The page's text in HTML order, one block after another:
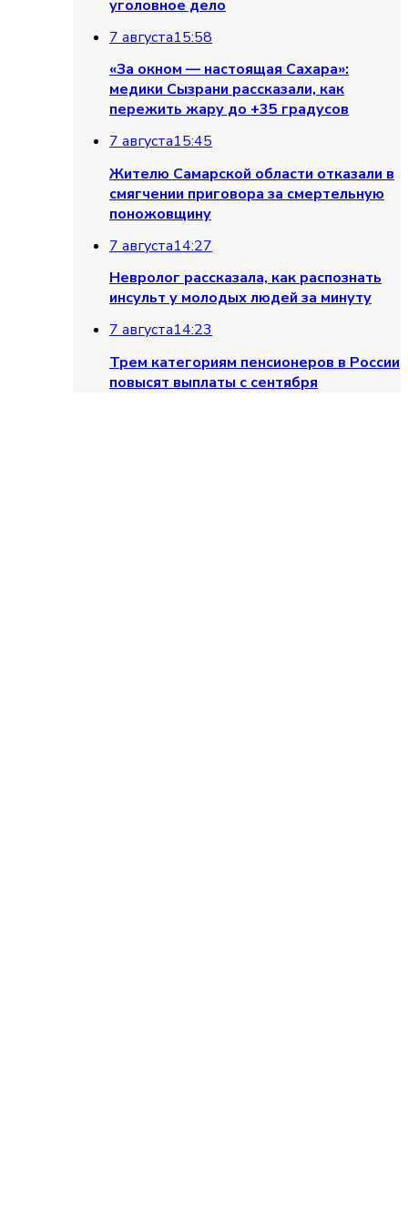
уголовное дело
7 августа15:58
«За окном — настоящая Сахара»:
медики Сызрани рассказали, как
пережить жару до +35 градусов
7 августа15:45
Жителю Самарской области отказали в
смягчении приговора за смертельную
поножовщину
7 августа14:27
Невролог рассказала, как распознать
инсульт у молодых людей за минуту
7 августа14:23
Трем категориям пенсионеров в России
повысят выплаты с сентября